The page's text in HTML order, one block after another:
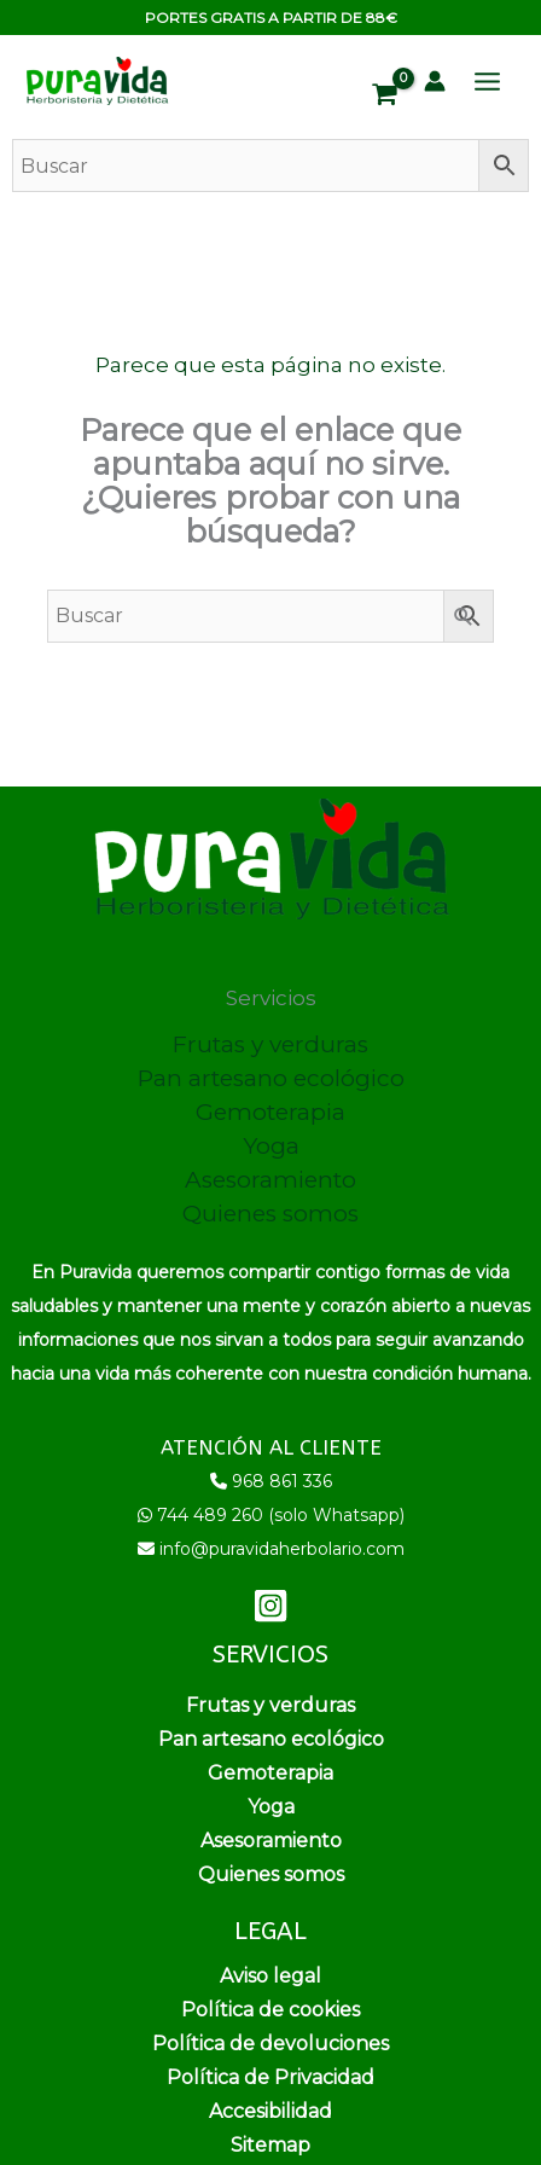
contenido
PORTES GRATIS A PARTIR DE 88€
Parece que esta página no existe.
Parece que el enlace que
apuntaba aquí no sirve.
¿Quieres probar con una
búsqueda?
Servicios
Frutas y verduras
Pan artesano ecológico
Gemoterapia
Yoga
Asesoramiento
Quienes somos
En Puravida queremos compartir contigo formas de vida
saludables y mantener una mente y corazón abierto a nuevas
informaciones que nos sirvan a todos para seguir avanzando
hacia una vida más coherente con nuestra condición humana.
ATENCIÓN AL CLIENTE
968 861 336
744 489 260 (solo Whatsapp)
info@puravidaherbolario.com
SERVICIOS
Frutas y verduras
Pan artesano ecológico
Gemoterapia
Yoga
Asesoramiento
Quienes somos
LEGAL
Aviso legal
Política de cookies
Política de devoluciones
Política de Privacidad
Accesibilidad
Sitemap